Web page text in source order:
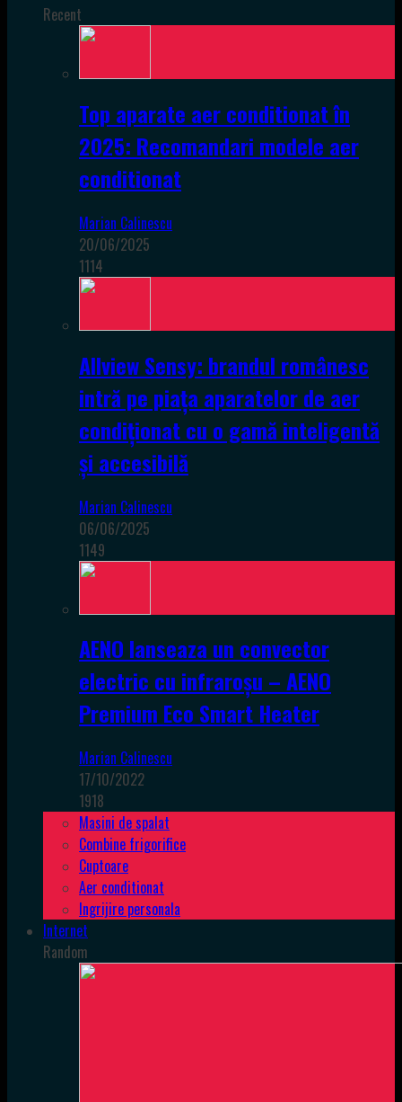
Recent
Top aparate aer conditionat în
2025: Recomandari modele aer
conditionat
Marian Calinescu
20/06/2025
1114
Allview Sensy: brandul românesc
intră pe piața aparatelor de aer
condiționat cu o gamă inteligentă
și accesibilă
Marian Calinescu
06/06/2025
1149
AENO lanseaza un convector
electric cu infraroșu – AENO
Premium Eco Smart Heater
Marian Calinescu
17/10/2022
1918
Masini de spalat
Combine frigorifice
Cuptoare
Aer conditionat
Ingrijire personala
Internet
Random